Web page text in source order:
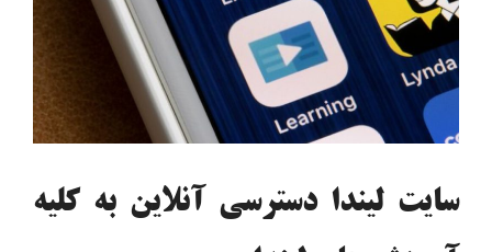
سایت لیندا دسترسی آنلاین به کلیه